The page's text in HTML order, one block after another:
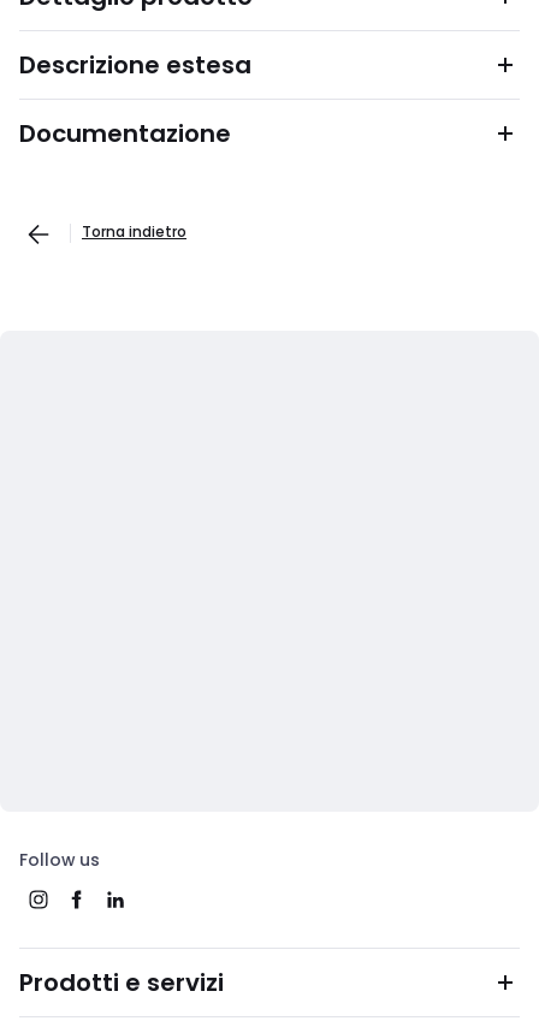
Descrizione estesa
Documentazione
Torna indietro
Follow us
Prodotti e servizi